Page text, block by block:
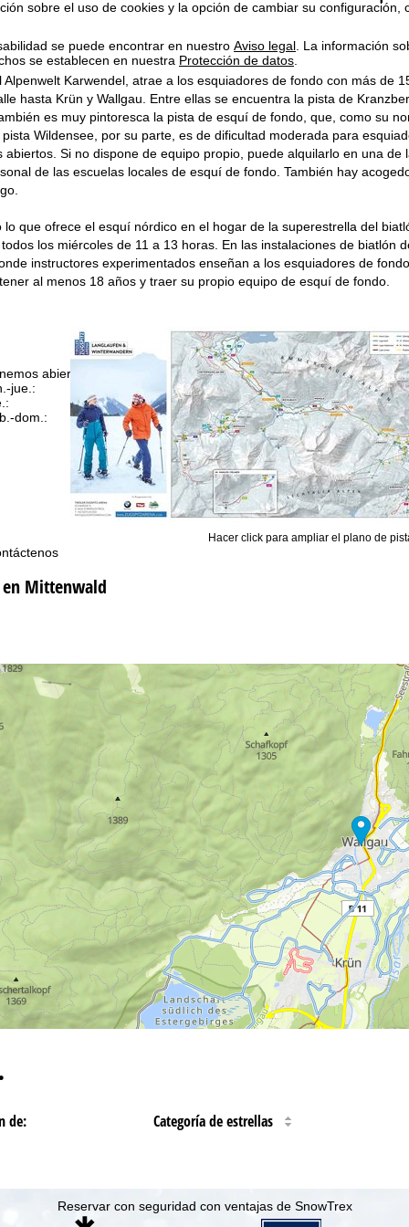
sobre el uso de cookies y la opción de cambiar su configuración,
se puede encontrar en nuestro Aviso legal. La información
se establecen en nuestra Protección de datos.
abierto (GMT):
jue.:
09:00 a 17:00
09:00 a 14:00
dom.:
cerrado
Ayuda
Alpenwelt Karwendel, atrae a los esquiadores de fondo con más de
hasta Krün y Wallgau. Entre ellas se encuentra la pista de
es muy pintoresca la pista de esquí de fondo, que, como su
Wildensee, por su parte, es de dificultad moderada para
abiertos. Si no dispone de equipo propio, puede alquilarlo en una
de las escuelas locales de esquí de fondo. También hay
lo que ofrece el esquí nórdico en el hogar de la superestrella del
los miércoles de 11 a 13 horas. En las instalaciones de
instructores experimentados enseñan a los esquiadores de
al menos 18 años y traer su propio equipo de esquí de fondo.
Hacer click para ampliar el plano de
Mittenwald
de: Categoría de estrellas
Reservar con seguridad con ventajas de SnowTrex